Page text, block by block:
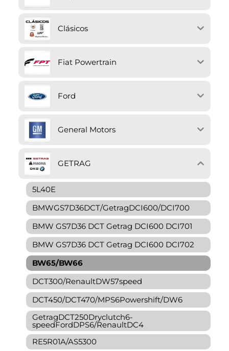
Clásicos
Fiat Powertrain
Ford
General Motors
GETRAG
5L40E
BMWGS7D36DCT/GetragDCI600/DCI700
BMW GS7D36 DCT Getrag DCI600 DCI701
BMW GS7D36 DCT Getrag DCI600 DCI702
BW65/BW66
DCT300/RenaultDW57speed
DCT450/DCT470/MPS6Powershift/DW6
GetragDCT250Dryclutch6-
speedFordDPS6/RenaultDC4
RE5R01A/AS5300